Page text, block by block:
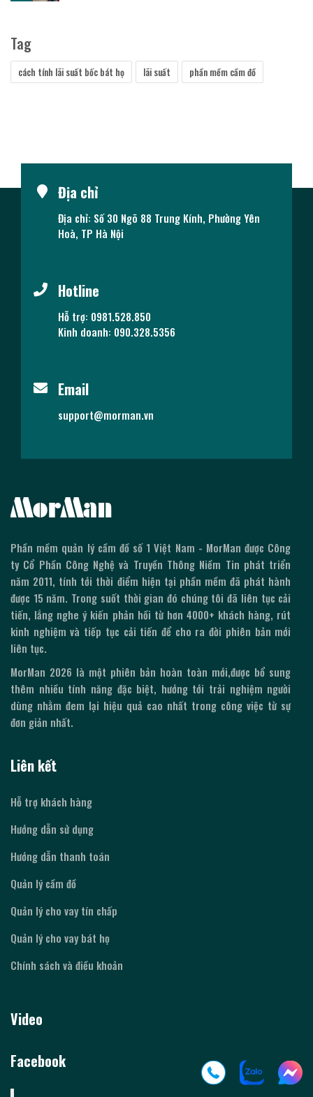
Tag
cách tính lãi suất bốc bát họ lãi suất phần mềm cầm đồ
Địa chỉ
Địa chỉ: Số 30 Ngõ 88 Trung Kính, Phường Yên
Hoà, TP Hà Nội
Hotline
Hỗ trợ: 0981.528.850
Kinh doanh: 090.328.5356
Email
support@morman.vn
Phần mềm quản lý cầm đồ số 1 Việt Nam - MorMan được Công
ty Cổ Phần Công Nghệ và Truyền Thông Niềm Tin phát triển
năm 2011, tính tới thời điểm hiện tại phần mềm đã phát hành
được 15 năm. Trong suốt thời gian đó chúng tôi đã liên tục cải
tiến, lắng nghe ý kiến phản hồi từ hơn 4000+ khách hàng, rút
kinh nghiệm và tiếp tục cải tiến để cho ra đời phiên bản mới
liên tục.
MorMan 2026 là một phiên bản hoàn toàn mới,được bổ sung
thêm nhiều tính năng đặc biệt, hướng tới trải nghiệm người
dùng nhằm đem lại hiệu quả cao nhất trong công việc từ sự
đơn giản nhất.
Liên kết
Hỗ trợ khách hàng
Hướng dẫn sử dụng
Hướng dẫn thanh toán
Quản lý cầm đồ
Quản lý cho vay tín chấp
Quản lý cho vay bát họ
Chính sách và điều khoản
Video
Facebook